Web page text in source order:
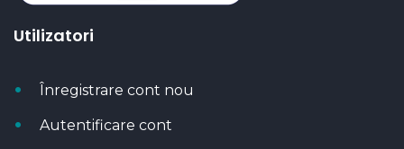
Utilizatori
Înregistrare cont nou
Autentificare cont